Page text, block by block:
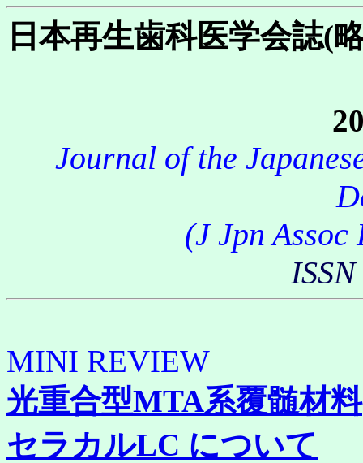
日本再生歯科医学会
Journal of the
(J Jpn Assoc
MINI REVIEW
光重合型MTA系覆髄材料
セラカルLC について